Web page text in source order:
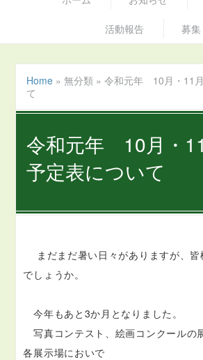
活動報告 募集
Home »無分類 »令和元年 10月・11
て
令和元年 10月・
予定表について
まだまだ暑い日々がありますが、皆
でしょうか。
今年もあと3か月となりました。
写真コンテスト、絵画コンクールの
各展示場においで